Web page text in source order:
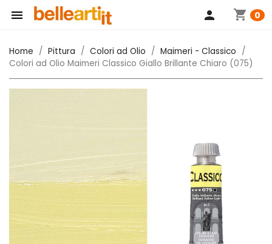
 shopping_cart 0
person
Home Pittura Colori ad Olio
Maimeri - Classico
Colori ad Olio Maimeri Classico Giallo Brillante Chiaro (075)